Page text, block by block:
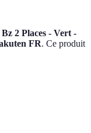
2 Places - Vert -
FR. Ce produit